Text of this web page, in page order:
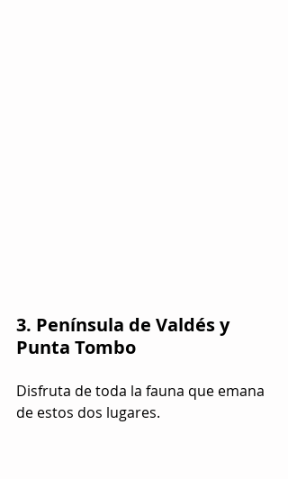
3. Península de Valdés y
Punta Tombo
Disfruta de toda la fauna que emana
de estos dos lugares.